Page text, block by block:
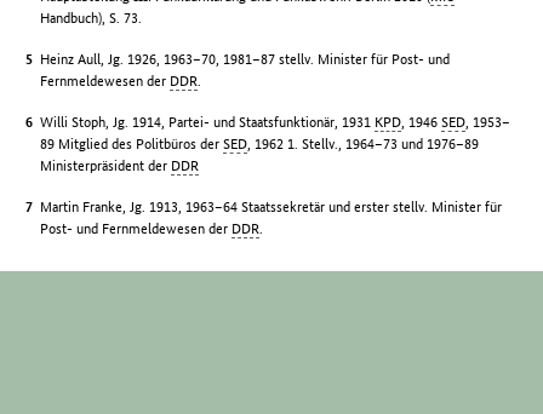
Handbuch), S. 73.
Heinz Aull, Jg. 1926, 1963–70, 1981–87 stellv. Minister für Post- und
Fernmeldewesen der DDR.
Willi Stoph, Jg. 1914, Partei- und Staatsfunktionär, 1931 KPD, 1946SED, 1953–
89 Mitglied des Politbüros derSED, 1962 1. Stellv., 1964–73 und 1976–89
Ministerpräsident der DDR
Martin Franke, Jg. 1913, 1963–64 Staatssekretär und erster stellv. Minister für
Post- und Fernmeldewesen der DDR.